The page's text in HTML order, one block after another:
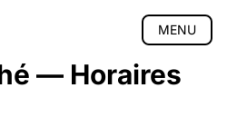
MENU
— Horaires